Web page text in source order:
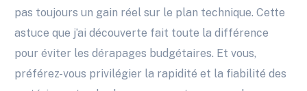
pas toujours un gain réel sur le plan technique. Cette
astuce que j’ai découverte fait toute la différence
pour éviter les dérapages budgétaires. Et vous,
préférez-vous privilégier la rapidité et la fiabilité des